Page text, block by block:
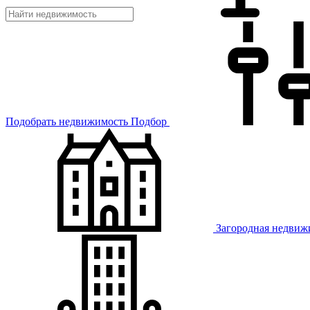
Подобрать недвижимость Подбор
Загородная